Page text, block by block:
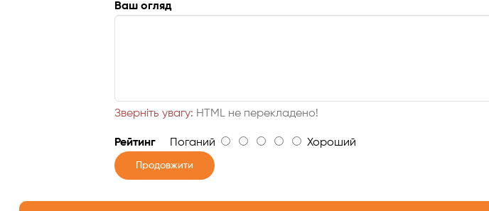
Ваш огляд
Зверніть увагу: HTML не перекладено!
Рейтинг Поганий Хороший
Продовжити